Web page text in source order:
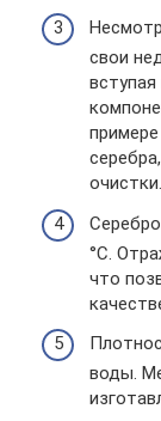
свои
очистки.
°C.
что
воды.